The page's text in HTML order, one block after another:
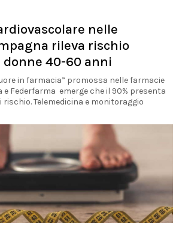
nelle
rileva rischio
donne 40-60 anni
in farmacia” promossa nelle farmacie
Federfarma emerge che il 90% presenta
Telemedicina e monitoraggio